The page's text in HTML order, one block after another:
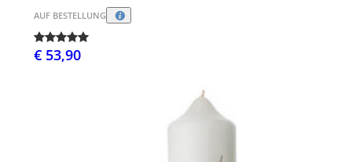
AUF BESTELLUNG
€ 53,90